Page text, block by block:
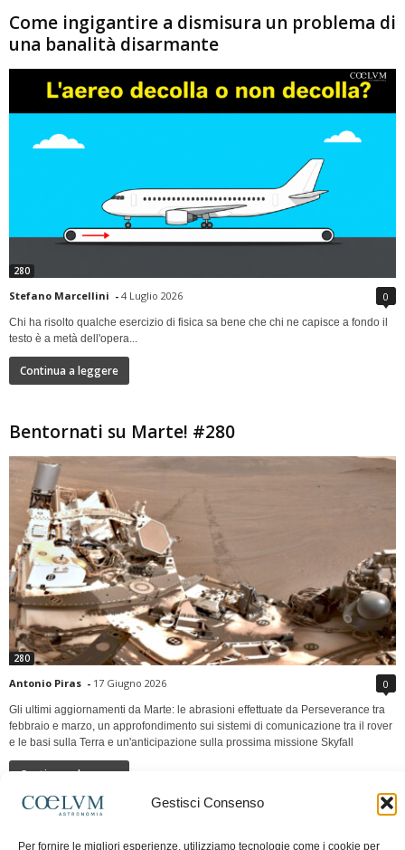
Gestisci Consenso
Per fornire le migliori esperienze, utilizziamo tecnologie come i cookie per
Come ingigantire a dismisura un problema di
una banalità disarmante
280
Stefano Marcellini - 4 Luglio 2026 0
Chi ha risolto qualche esercizio di fisica sa bene che chi ne capisce a fondo il
testo è a metà dell'opera...
Continua a leggere
Bentornati su Marte! #280
280
Antonio Piras - 17 Giugno 2026 0
Gli ultimi aggiornamenti da Marte: le abrasioni effettuate da Perseverance tra
febbraio e marzo, un approfondimento sui sistemi di comunicazione tra il rover
e le basi sulla Terra e un'anticipazione sulla prossima missione Skyfall
Continua a leggere